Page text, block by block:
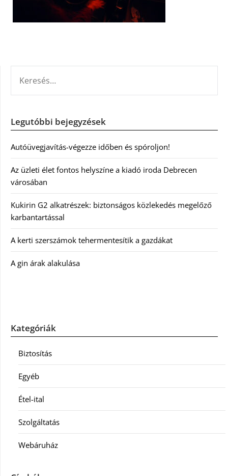
Legutóbbi bejegyzések
Autóüvegjavítás-végezze időben és spóroljon!
Az üzleti élet fontos helyszíne a kiadó iroda Debrecen
városában
Kukirin G2 alkatrészek: biztonságos közlekedés megelőző
karbantartással
A kerti szerszámok tehermentesítik a gazdákat
A gin árak alakulása
Kategóriák
Biztosítás
Egyéb
Étel-ital
Szolgáltatás
Webáruház